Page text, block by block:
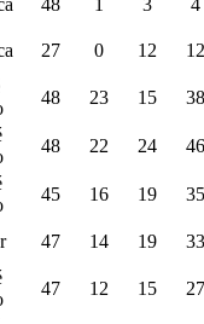
27 0 12 12
48 23 15 38
48 22 24 46
45 16 19 35
47 14 19 33
47 12 15 27